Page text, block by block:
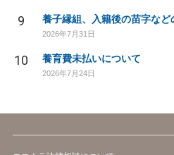
9 養子縁組、入籍後の苗字など
2026年7月31日
10 養育費未払いについて
2026年7月24日